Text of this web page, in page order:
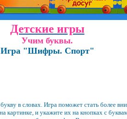
Детские игры
Учим буквы.
Игра "Шифры. Спорт"
в словах. Игра поможет стать более
картинке, и укажите их на кнопках с